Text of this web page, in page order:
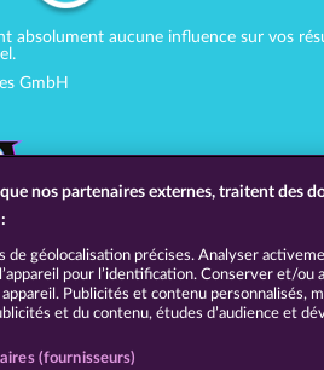
aucune influence sur vos
GmbH
nos partenaires externes, traitent des
de géolocalisation précises. Analyser
pour l’identification. Conserver et/ou
Publicités et contenu personnalisés,
et du contenu, études d’audience et
(fournisseurs)